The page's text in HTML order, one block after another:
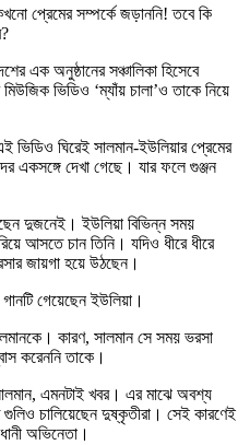
প্রেমের সম্পর্কে জড়াননি! তবে কি
এক অনুষ্ঠানের সঞ্চালিকা হিসেবে
ভিডিও ‘ম্যাঁয় চালা’ও তাকে নিয়ে
ঘিরেই সালমান-ইউলিয়ার প্রেমের
একসঙ্গে দেখা গেছে। যার ফলে গুঞ্জন
দুজনেই। ইউলিয়া বিভিন্ন সময়
আসতে চান তিনি। যদিও ধীরে ধীরে
জায়গা হয়ে উঠছেন।
গানটি গেয়েছেন ইউলিয়া।
কারণ, সালমান সে সময় ভরসা
করেননি তাকে।
এমনটাই খবর। এর মাঝে অবশ্য
চালিয়েছেন দুষ্কৃতীরা। সেই কারণেই
অভিনেতা।